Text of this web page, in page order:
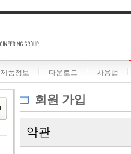
제품정보 다운로드 사용법
회원 가입
약관